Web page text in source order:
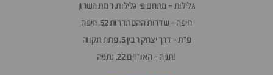
גלילות - מתחם פי גלילות, רמת השרון
חיפה - שדרות ההסתדרות 52, חיפה
פ״ת - דרך יצחק רבין 5, פתח תקווה
נתניה - האורזים 22, נתניה